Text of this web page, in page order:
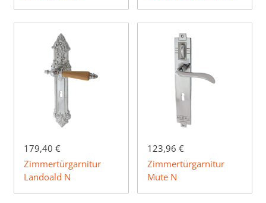
179,40 €
Zimmertürgarnitur
Landoald N
123,96 €
Zimmertürgarnitur
Mute N